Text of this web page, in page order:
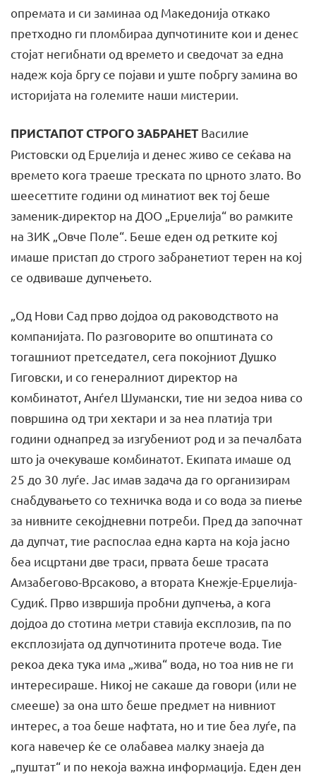
опремата и си заминаа од Македонија откако
претходно ги пломбираа дупчотините кои и денес
стојат негибнати од времето и сведочат за една
надеж која бргу се појави и уште побргу замина во
историјата на големите наши мистерии.
ПРИСТАПОТ СТРОГО ЗАБРАНЕТ Василие
Ристовски од Ерџелија и денес живо се сеќава на
времето кога траеше треската по црното злато. Во
шеесеттите години од минатиот век тој беше
заменик-директор на ДОО „Ерџелија“ во рамките
на ЗИК „Овче Поле“. Беше еден од ретките кој
имаше пристап до строго забранетиот терен на кој
се одвиваше дупчењето.
„Од Нови Сад прво дојдоа од раководството на
компанијата. По разговорите во општината со
тогашниот претседател, сега покојниот Душко
Гиговски, и со генералниот директор на
комбинатот, Анѓел Шумански, тие ни зедоа нива со
површина од три хектари и за неа платија три
години однапред за изгубениот род и за печалбата
што ја очекуваше комбинатот. Екипата имаше од
25 до 30 луѓе. Јас имав задача да го организирам
снабдувањето со техничка вода и со вода за пиење
за нивните секојдневни потреби. Пред да започнат
да дупчат, тие распослаа една карта на која јасно
беа исцртани две траси, првата беше трасата
Амзабегово-Врсаково, а втората Кнежје-Ерџелија-
Судиќ. Прво извршија пробни дупчења, а кога
дојдоа до стотина метри ставија експлозив, па по
експлозијата од дупчотинита протече вода. Тие
рекоа дека тука има „жива“ вода, но тоа нив не ги
интересираше. Никој не сакаше да говори (или не
смееше) за она што беше предмет на нивниот
интерес, а тоа беше нафтата, но и тие беа луѓе, па
кога навечер ќе се олабавеа малку знаеја да
„пуштат“ и по некоја важна информација. Еден ден